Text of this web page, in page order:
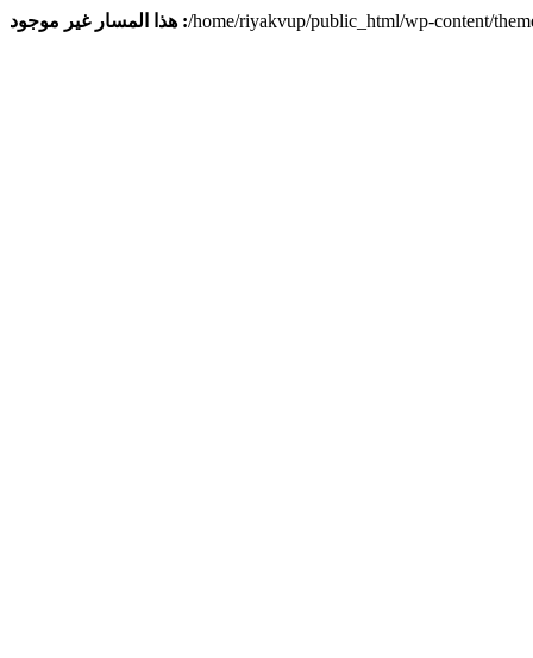
هذا المسار غير موجود :/home/riyakvup/public_html/wp-content/